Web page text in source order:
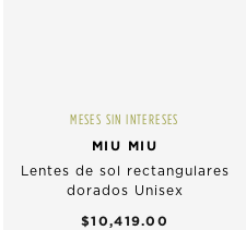
MESES SIN INTERESES
MIU MIU
Lentes de sol rectangulares
dorados Unisex
$10,419.00